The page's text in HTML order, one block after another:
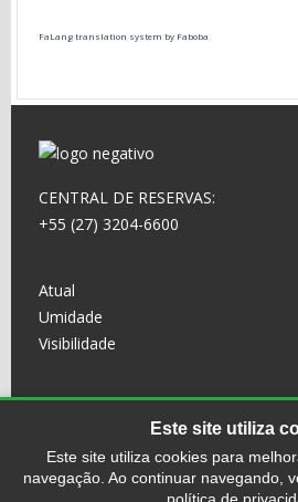
FaLang translation system by Faboba
CENTRAL DE RESERVAS:
+55 (27) 3204-6600
Atual
Umidade
Visibilidade
© 2025 Alameda Vitória Hotel.
Este site utiliza
Este site utiliza cookies para
navegação. Ao continuar navegando,